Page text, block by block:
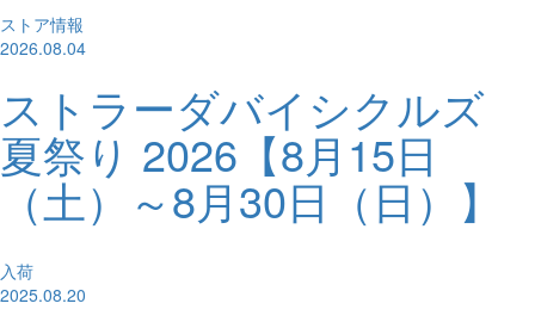
ストア情報
2026.08.04
ストラーダバイシクルズ
夏祭り 2026【8月15日
（土）～8月30日（日）】
入荷
2025.08.20